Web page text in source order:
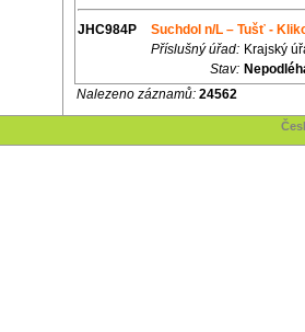
JHC984P
Suchdol n/L – Tušť -
Příslušný úřad: Krajský
Stav:
Nalezeno záznamů: 24562